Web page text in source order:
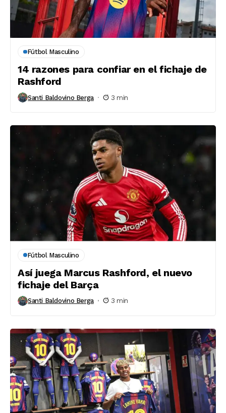
Fútbol Masculino
14 razones para confiar en el fichaje de
Rashford
Santi Baldovino Berga 3 min
Fútbol Masculino
Así juega Marcus Rashford, el nuevo
fichaje del Barça
Santi Baldovino Berga 3 min